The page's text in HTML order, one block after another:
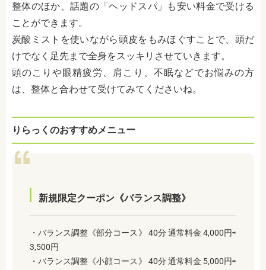
整体のほか、話題の「ヘッドスパ」も安い料金で受ける
ことができます。
炭酸ミストを使いながら頭皮をもみほぐすことで、頭だ
けでなく足先まで全身をスッキリさせていきます。
頭のこりや眼精疲労、肩こり、不眠などでお悩みの方
は、整体と合わせて受けてみてくださいね。
りらっくのおすすめメニュー
新規限定クーポン《バランス調整》
・バランス調整《部分コース》 40分 通常料金 4,000円⇨
3,500円
・バランス調整《小顔コース》 40分 通常料金 5,000円⇨